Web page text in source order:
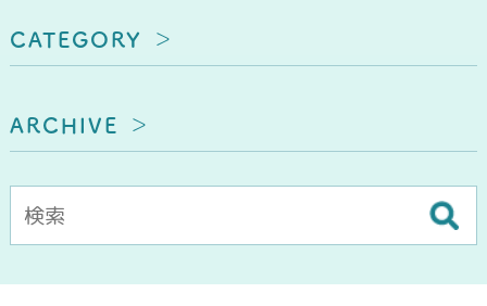
CATEGORY
ARCHIVE